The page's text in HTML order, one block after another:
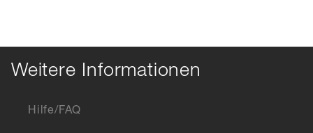
Weitere Informationen
Hilfe/FAQ